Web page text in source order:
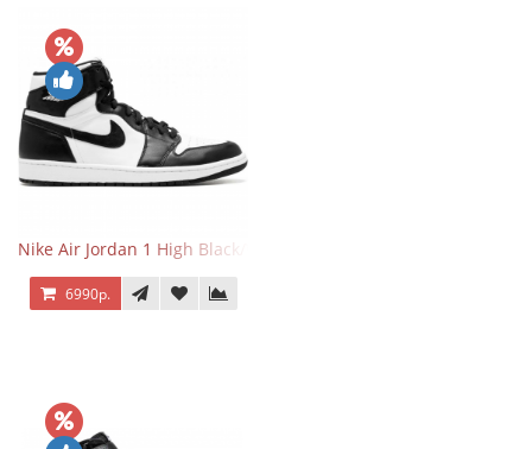
Nike Air Jordan 1 High Black/White
6990р.